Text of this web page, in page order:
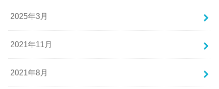
2025年3月
2021年11月
2021年8月